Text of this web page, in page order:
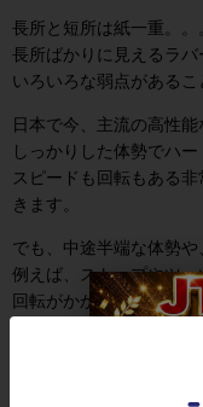
長所と短所は紙一重。
長所ばかりに見えるラ
いろいろな弱点がある
日本で今、主流の高性能
しっかりした体勢でハ
スピードも回転もある
きます。
でも、中途半端な体勢
例えば、ストップやツ
回転がかかり、スピー
相手の回転を利用し角
ラバーの引っかかりの